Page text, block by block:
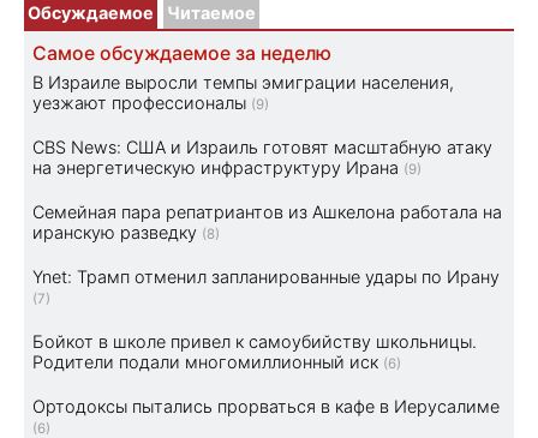
Обсуждаемое Читаемое
Самое обсуждаемое за неделю
В Израиле выросли темпы эмиграции населения,
уезжают профессионалы (9)
CBS News: США и Израиль готовят масштабную атаку
на энергетическую инфраструктуру Ирана (9)
Семейная пара репатриантов из Ашкелона работала на
иранскую разведку (8)
Ynet: Трамп отменил запланированные удары по Ирану
(7)
Бойкот в школе привел к самоубийству школьницы.
Родители подали многомиллионный иск (6)
Ортодоксы пытались прорваться в кафе в Иерусалиме
(6)